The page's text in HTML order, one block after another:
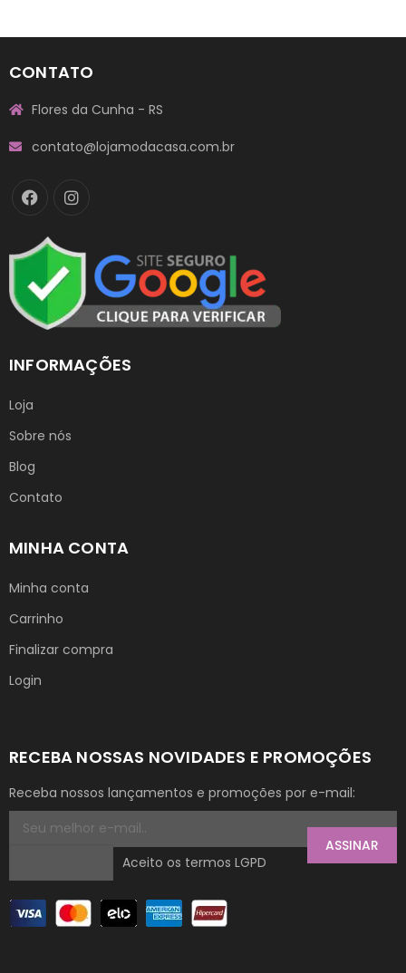
CONTATO
Flores da Cunha - RS
contato@lojamodacasa.com.br
INFORMAÇÕES
Loja
Sobre nós
Blog
Contato
MINHA CONTA
Minha conta
Carrinho
Finalizar compra
Login
RECEBA NOSSAS NOVIDADES E PROMOÇÕES
Receba nossos lançamentos e promoções por e-mail:
ASSINAR
Aceito os termos LGPD